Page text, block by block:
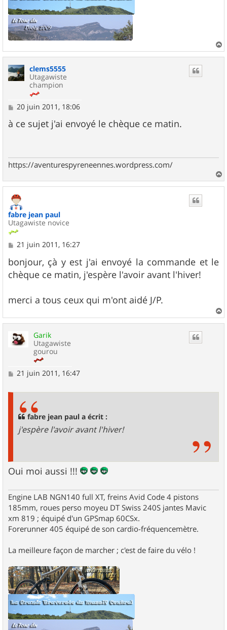
a
clems5555
Utagawiste
champion
M
s
s
20 juin 2011, 18:06
à ce sujet j'ai envoyé le chèque ce matin.
https://aventurespyreneennes.wordpress.com/
a
fabre jean paul
Utagawiste novice
M
s
s
a
21 juin 2011, 16:27
bonjour, çà y est j'ai envoyé la commande et le
chèque ce matin, j'espère l'avoir avant l'hiver!
merci a tous ceux qui m'ont aidé J/P.
a
Garik
Utagawiste
gourou
M
21 juin 2011, 16:47
fabre jean paul a écrit :
j'espère l'avoir avant l'hiver!
Oui moi aussi !!!
Engine LAB NGN140 full XT, freins Avid Code 4 pistons
185mm, roues perso moyeu DT Swiss 240S jantes Mavic
xm 819 ; équipé d'un GPSmap 60CSx.
Forerunner 405 équipé de son cardio-fréquencemètre.
La meilleure façon de marcher ; c'est de faire du vélo !